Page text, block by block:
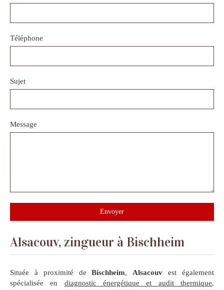
Téléphone
Sujet
Message
Envoyer
Alsacouv, zingueur à Bischheim
Située à proximité deBischheim,Alsacouv est également
spécialisée en diagnostic énergétique et audit thermique,